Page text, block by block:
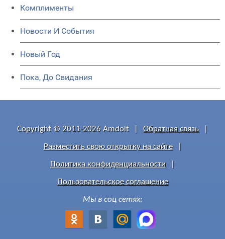
Комплименты
Новости И События
Новый Год
Пока, До Свидания
Copyright © 2011-2026 Amdoit Обратная связь
Разместить свою открытку на сайте
Политика конфиденциальности
Пользовательское соглашение
Мы в соц сетях: